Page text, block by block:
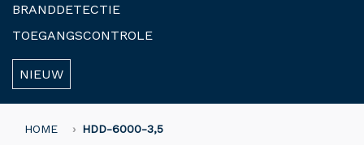
BRANDDETECTIE
TOEGANGSCONTROLE
NIEUW
HOME HDD-6000-3,5